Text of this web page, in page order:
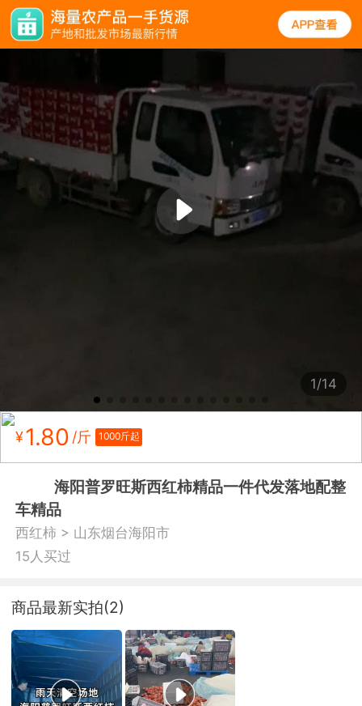
1/14
¥1.80 /斤 1000斤起
海阳普罗旺斯西红柿精品一件代发落地配整
车精品
西红柿 > 山东烟台海阳市
15人买过
商品最新实拍(2)
实拍 规格 口碑 同类
西红柿